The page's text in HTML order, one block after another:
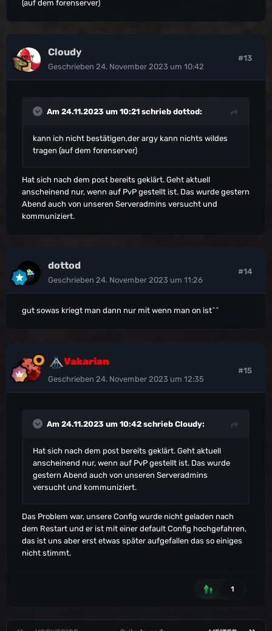
(auf dem forenserver)
Cloudy
Geschrieben 24. November 2023 um 10:42
#13
Am 24.11.2023 um 10:21 schrieb dottod:
kann ich nicht bestätigen,der argy kann nichts wildes
tragen (auf dem forenserver)
Hat sich nach dem post bereits geklärt. Geht aktuell
anscheinend nur, wenn auf PvP gestellt ist. Das wurde gestern
Abend auch von unseren Serveradmins versucht und
kommuniziert.
dottod
Geschrieben 24. November 2023 um 11:26
#14
gut sowas kriegt man dann nur mit wenn man on ist^^
Vakarian
Geschrieben 24. November 2023 um 12:35
#15
Am 24.11.2023 um 10:42 schrieb Cloudy:
Hat sich nach dem post bereits geklärt. Geht aktuell
anscheinend nur, wenn auf PvP gestellt ist. Das wurde
gestern Abend auch von unseren Serveradmins
versucht und kommuniziert.
Das Problem war, unsere Config wurde nicht geladen nach
dem Restart und er ist mit einer default Config hochgefahren,
das ist uns aber erst etwas später aufgefallen das so einiges
nicht stimmt.
1